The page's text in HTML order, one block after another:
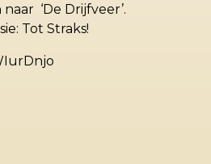
‘De Drijfveer’.
Tot Straks!